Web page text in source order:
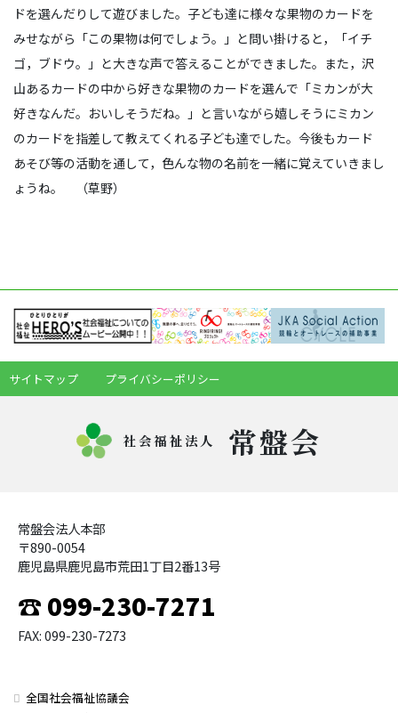
ドを選んだりして遊びました。子ども達に様々な果物のカードを
みせながら「この果物は何でしょう。」と問い掛けると，「イチ
ゴ，ブドウ。」と大きな声で答えることができました。また，沢
山あるカードの中から好きな果物のカードを選んで「ミカンが大
好きなんだ。おいしそうだね。」と言いながら嬉しそうにミカン
のカードを指差して教えてくれる子ども達でした。今後もカード
あそび等の活動を通して，色んな物の名前を一緒に覚えていきまし
ょうね。 （草野）
サイトマップ プライバシーポリシー
社会福祉法人 常盤会
常盤会法人本部
〒890-0054
鹿児島県鹿児島市荒田1丁目2番13号
☎ 099-230-7271
FAX: 099-230-7273
全国社会福祉協議会